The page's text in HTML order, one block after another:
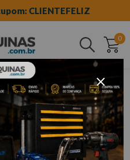
CLIENTEFELIZ
0
Buscar
geral
rosca postiça